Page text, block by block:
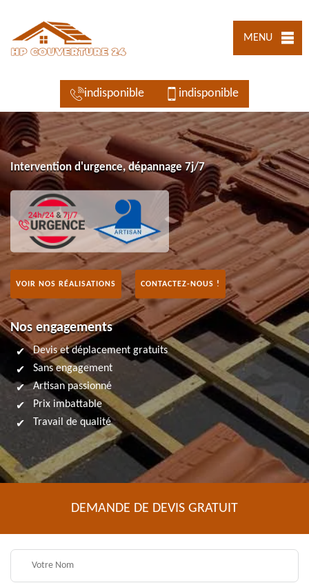
MENU
indisponible indisponible
Intervention d'urgence, dépannage 7j/7
VOIR NOS RÉALISATIONS CONTACTEZ-NOUS !
Nos engagements
Devis et déplacement gratuits
Sans engagement
Artisan passionné
Prix imbattable
Travail de qualité
DEMANDE DE DEVIS GRATUIT